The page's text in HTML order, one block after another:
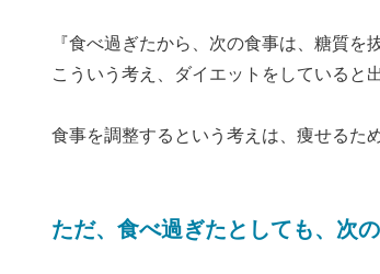
『食べ過ぎたから、次の食事は、糖質を
こういう考え、ダイエットをしていると
食事を調整するという考えは、痩せるた
ただ、食べ過ぎたとしても、次